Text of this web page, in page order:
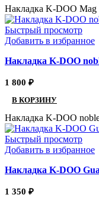
Накладка K-DOO Mag
Быстрый просмотр
Добавить в избранное
Накладка K-DOO
1 800 ₽
В КОРЗИНУ
Накладка K-DOO
Быстрый просмотр
Добавить в избранное
Накладка K-DOO
1 350 ₽